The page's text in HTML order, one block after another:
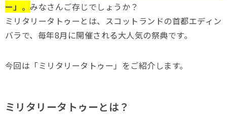
ー」。 みなさんご存じでしょうか？
ミリタリータトゥーとは、スコットランドの首都エディン
バラで、毎年8月に開催される大人気の祭典です。
今回は「ミリタリータトゥー」をご紹介します。
ミリタリータトゥーとは？